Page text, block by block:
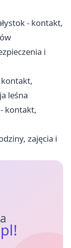
- kontakt,
i
leśna
kontakt,
zajęcia i